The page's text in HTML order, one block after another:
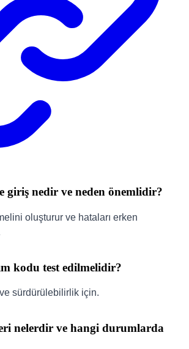
giriş nedir ve neden önemlidir?
oluşturur ve hataları erken
kodu test edilmelidir?
sürdürülebilirlik için.
nelerdir ve hangi durumlarda